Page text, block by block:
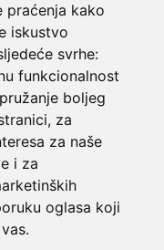
praćenja kako
iskustvo
svrhe:
funkcionalnost
boljeg
, za
za naše
i za
oglasa koji
.